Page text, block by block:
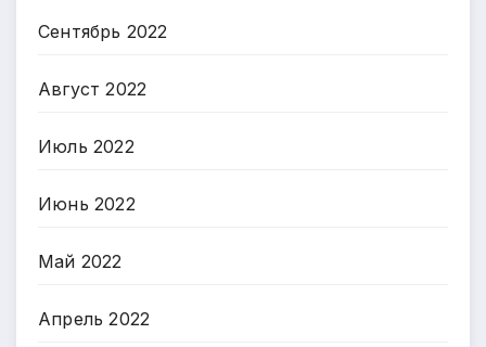
Сентябрь 2022
Август 2022
Июль 2022
Июнь 2022
Май 2022
Апрель 2022